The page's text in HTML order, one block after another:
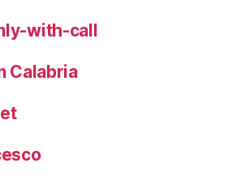
with-call
Calabria